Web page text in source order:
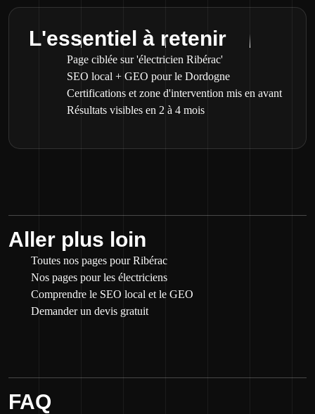
L'essentiel à retenir
Page ciblée sur 'électricien Ribérac'
SEO local + GEO pour le Dordogne
Certifications et zone d'intervention mis en avant
Résultats visibles en 2 à 4 mois
Aller plus loin
Toutes nos pages pour Ribérac
Nos pages pour les électriciens
Comprendre le SEO local et le GEO
Demander un devis gratuit
FAQ